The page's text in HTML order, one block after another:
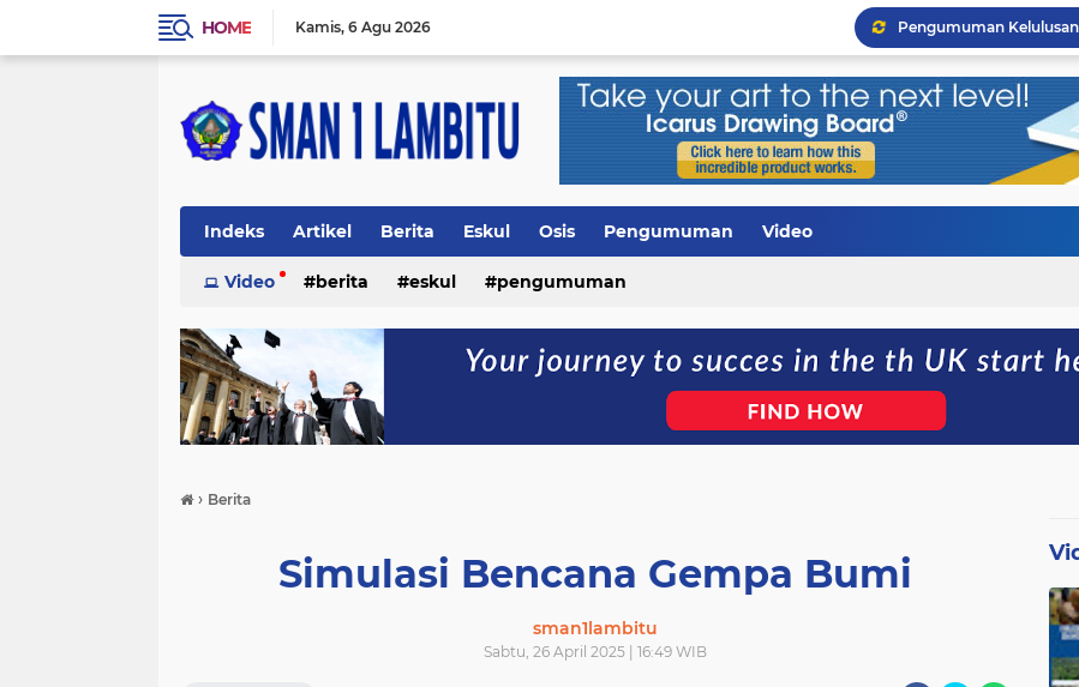
HOME Kamis 6 Agu 2026
Galeri Hardiknas 2026
Upacara Bendera
Peringatan Isra Mi'raj
Rapat Pembagian
SMAN 1 LAMBITU
Bantuan Smart TV dari
Pelepasan Siswa Kelas
Indeks Artikel Berita Eskul Osis Pengumuman Video
Video berita eskul pengumuman
› Berita
Simulasi Bencana Gempa Bumi
sman1lambitu
Sabtu, 26 April 2025 | 16:49 WIB